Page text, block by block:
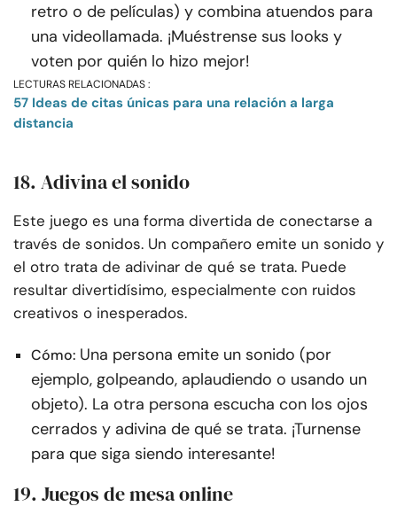
retro o de películas) y combina atuendos para
una videollamada. ¡Muéstrense sus looks y
voten por quién lo hizo mejor!
LECTURAS RELACIONADAS :
57 Ideas de citas únicas para una relación a larga
distancia
18. Adivina el sonido
Este juego es una forma divertida de conectarse a
través de sonidos. Un compañero emite un sonido y
el otro trata de adivinar de qué se trata. Puede
resultar divertidísimo, especialmente con ruidos
creativos o inesperados.
Cómo: Una persona emite un sonido (por
ejemplo, golpeando, aplaudiendo o usando un
objeto). La otra persona escucha con los ojos
cerrados y adivina de qué se trata. ¡Turnense
para que siga siendo interesante!
19. Juegos de mesa online